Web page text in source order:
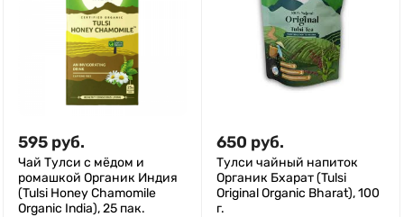
595 руб.
Чай Тулси с мёдом и
ромашкой Органик Индия
(Tulsi Honey Chamomile
Organic India), 25 пак.
650 руб.
Тулси чайный напиток
Органик Бхарат (Tulsi
Original Organic Bharat), 100
г.